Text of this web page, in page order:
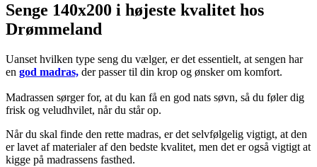
Senge 140x200 i højeste kvalitet hos
Drømmeland
Uanset hvilken type seng du vælger, er det essentielt, at sengen har
en god madras, der passer til din krop og ønsker om komfort.
Madrassen sørger for, at du kan få en god nats søvn, så du føler dig
frisk og veludhvilet, når du står op.
Når du skal finde den rette madras, er det selvfølgelig vigtigt, at den
er lavet af materialer af den bedste kvalitet, men det er også vigtigt at
kigge på madrassens fasthed.